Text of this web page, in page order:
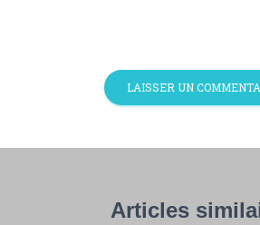
Articles